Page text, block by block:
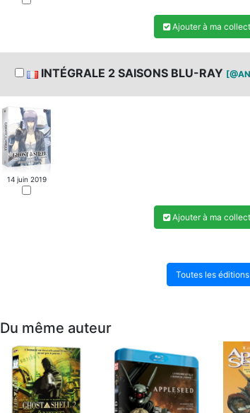
Ajouter à ma
INTÉGRALE 2 SAISONS BLU-RAY
14 juin 2019
Ajouter à ma
Toutes les éditions
Du même auteur